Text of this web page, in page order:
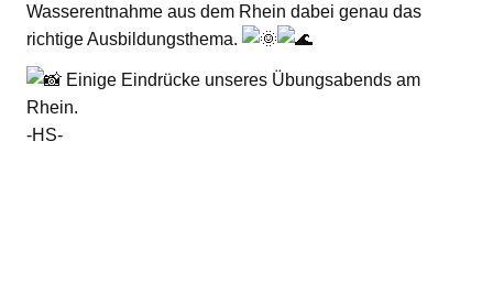
Wasserentnahme aus dem Rhein dabei genau das
richtige Ausbildungsthema.
Einige Eindrücke unseres Übungsabends am
Rhein.
-HS-